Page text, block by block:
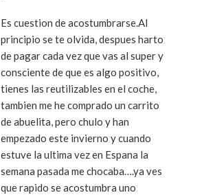
Es cuestion de acostumbrarse.Al
principio se te olvida, despues harto
de pagar cada vez que vas al super y
consciente de que es algo positivo,
tienes las reutilizables en el coche,
tambien me he comprado un carrito
de abuelita, pero chulo y han
empezado este invierno y cuando
estuve la ultima vez en Espana la
semana pasada me chocaba….ya ves
que rapido se acostumbra uno